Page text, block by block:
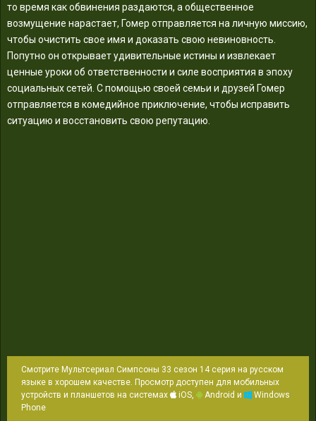
то время как обвинения раздаются, а общественное
возмущение нарастает, Гомер отправляется на личную миссию,
чтобы очистить свое имя и доказать свою невиновность.
Попутно он открывает удивительные истины и извлекает
ценные уроки об ответственности и силе восприятия в эпоху
социальных сетей. С помощью своей семьи и друзей Гомер
отправляется в комедийное приключение, чтобы исправить
ситуацию и восстановить свою репутацию.
Смотрите Мультсериал Симпсоны 33 сезон 14 серия на русском
языке в хорошем качестве. Просмотр доступен для мобильных
устройств и планшетов на системах
iOS, Android и
Windows
Phone